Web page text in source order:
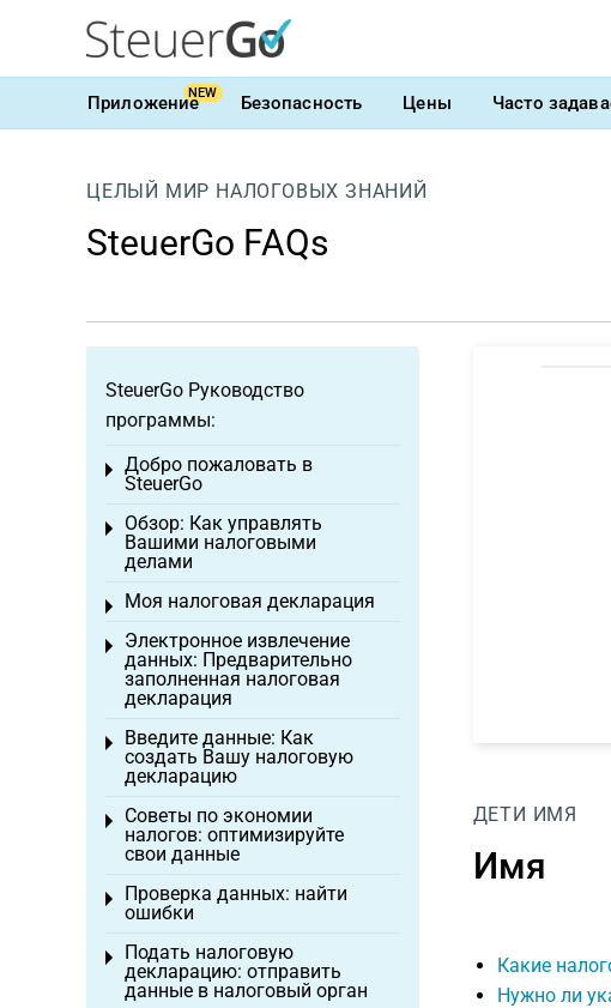
ПриложениеNEW Безопасность Цены Часто
ЦЕЛЫЙ МИР НАЛОГОВЫХ ЗНАНИЙ
SteuerGo FAQs
ДЕТИ ИМЯ
Имя
Какие
Нужно ли
SteuerGo Руководство
программы:
Добро пожаловать в
SteuerGo
Toggle menu
Обзор: Как управлять
Вашими налоговыми
делами
Toggle menu
Моя налоговая декларация
Toggle menu
Электронное извлечение
данных: Предварительно
заполненная налоговая
декларация
Toggle menu
Введите данные: Как
создать Вашу налоговую
декларацию
Toggle menu
Советы по экономии
налогов: оптимизируйте
свои данные
Toggle menu
Проверка данных: найти
ошибки
Toggle menu
Подать налоговую
декларацию: отправить
данные в налоговый орган
Toggle menu